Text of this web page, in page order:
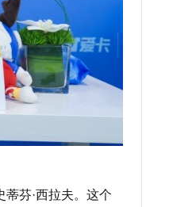
芬·西拉夫。这个